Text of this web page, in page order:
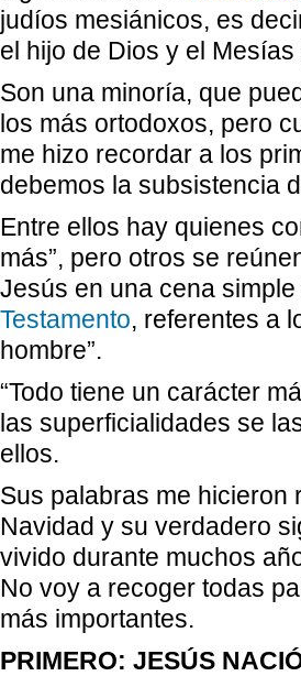
judíos mesiánicos, es
el hijo de Dios y el
Son una minoría, que
los más ortodoxos, pero
me hizo recordar a los
debemos la subsistencia
Entre ellos hay quienes
más”, pero otros se
Jesús en una cena
Testamento, referentes a
hombre”.
“Todo tiene un carácter
las superficialidades se
ellos.
Sus palabras me hicieron
Navidad y su verdadero
vivido durante muchos
No voy a recoger todas
más importantes.
PRIMERO: JESÚS